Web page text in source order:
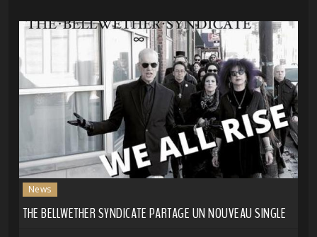
News
THE BELLWETHER SYNDICATE PARTAGE UN NOUVEAU SINGLE